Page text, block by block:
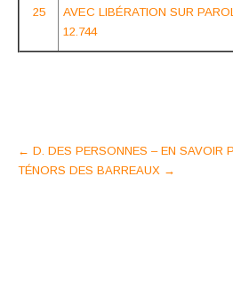
25
AVEC LIBÉRATION SUR
12.744
Post
navigation
← D. DES PERSONNES – EN SAVOIR
TÉNORS DES BARREAUX →